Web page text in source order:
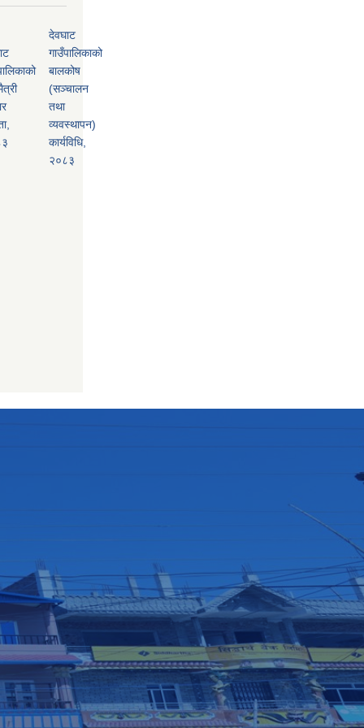
देवघाट
गाउँपालिकाको
बालकोष
(सञ्चालन
तथा
व्यवस्थापन)
कार्यविधि,
२०८३